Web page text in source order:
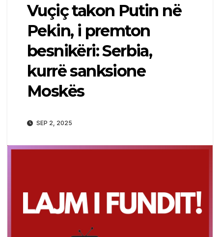
Vuçiç takon Putin në
Pekin, i premton
besnikëri: Serbia,
kurrë sanksione
Moskës
SEP 2, 2025